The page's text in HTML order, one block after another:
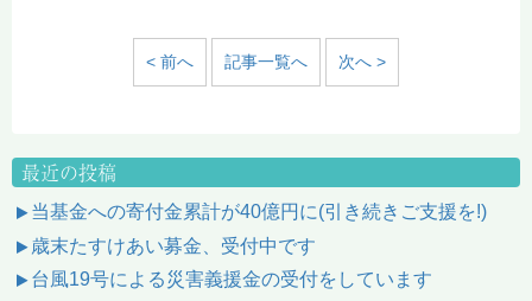
< 前へ 記事一覧へ 次へ >
最近の投稿
当基金への寄付金累計が40億円に(引き続きご支援を!)
歳末たすけあい募金、受付中です
台風19号による災害義援金の受付をしています